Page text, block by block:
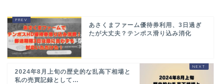
あさくまファーム優待券利用、3日過ぎ
たが大丈夫？テンポス滑り込み消化
2024年8月上旬の歴史的な乱高下相場と
私の売買記録として…